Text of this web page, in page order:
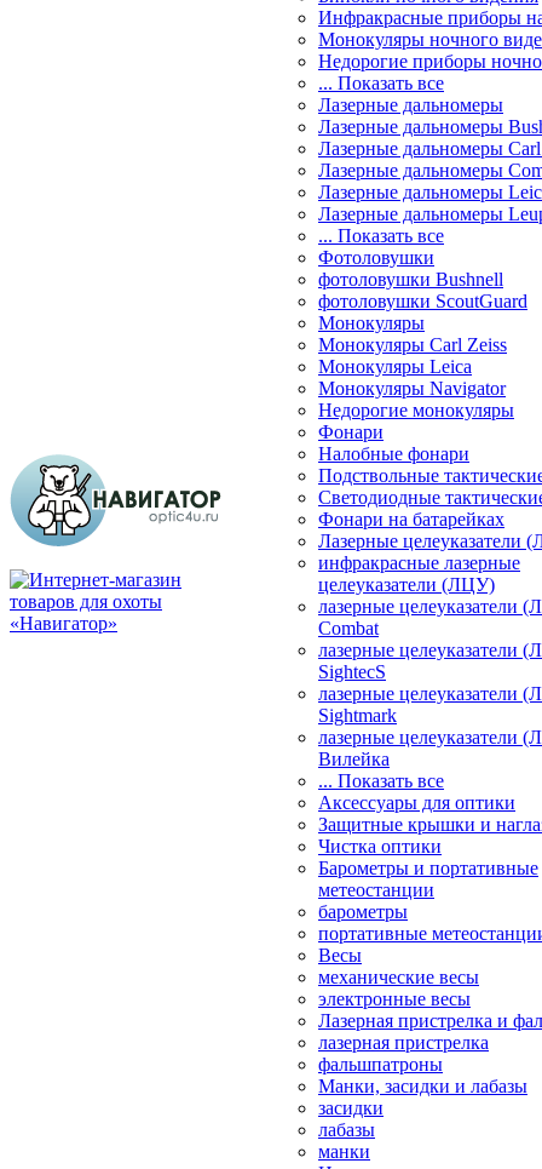
Инфракрасные приборы
Монокуляры ночного
Недорогие приборы
... Показать все
Лазерные дальномеры
Лазерные дальномеры
Лазерные дальномеры
Лазерные дальномеры
Лазерные дальномеры
Лазерные дальномеры
... Показать все
Фотоловушки
фотоловушки Bushnell
фотоловушки ScoutGuard
Монокуляры
Монокуляры Carl Zeiss
Монокуляры Leica
Монокуляры Navigator
Недорогие монокуляры
Фонари
Налобные фонари
Подствольные
Светодиодные
Фонари на батарейках
Лазерные целеуказатели
инфракрасные лазерные
целеуказатели (ЛЦУ)
лазерные целеуказатели
Combat
лазерные целеуказатели
SightecS
лазерные целеуказатели
Sightmark
лазерные целеуказатели
Вилейка
... Показать все
Аксессуары для оптики
Защитные крышки и
Чистка оптики
Барометры и портативные
метеостанции
барометры
портативные
Весы
механические весы
электронные весы
Лазерная пристрелка и
лазерная пристрелка
фальшпатроны
Манки, засидки и лабазы
засидки
лабазы
манки